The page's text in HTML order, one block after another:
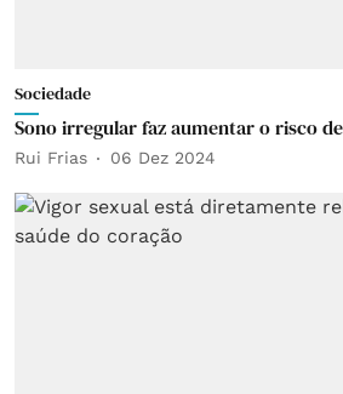
Sociedade
Sono irregular faz aumentar o risco
Rui Frias 06 Dez 2024